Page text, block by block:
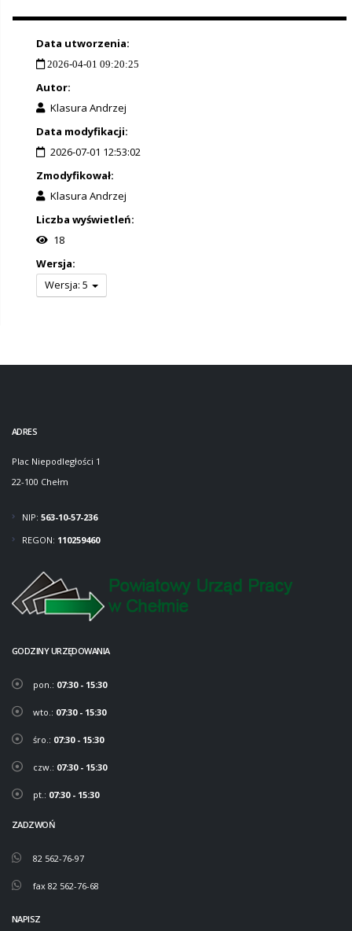
Data utworzenia:
2026-04-01 09:20:25
Autor:
Klasura Andrzej
Data modyfikacji:
2026-07-01 12:53:02
Zmodyfikował:
Klasura Andrzej
Liczba wyświetleń:
18
Wersja:
Wersja: 5
ADRES
Plac Niepodległości 1
22-100 Chełm
NIP: 563-10-57-236
REGON: 110259460
GODZINY URZĘDOWANIA
pon.: 07:30 - 15:30
wto.: 07:30 - 15:30
śro.: 07:30 - 15:30
czw.: 07:30 - 15:30
pt.: 07:30 - 15:30
ZADZWOŃ
82 562-76-97
fax 82 562-76-68
NAPISZ